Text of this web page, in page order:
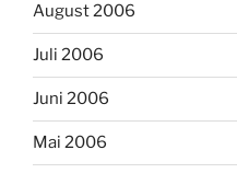
August 2006
Juli 2006
Juni 2006
Mai 2006